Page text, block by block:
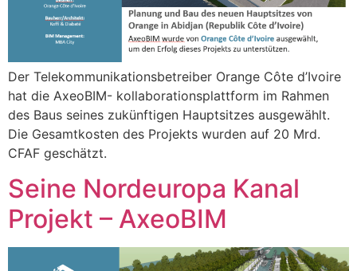
Der Telekommunikationsbetreiber Orange Côte d’Ivoire
hat die AxeoBIM- kollaborationsplattform im Rahmen
des Baus seines zukünftigen Hauptsitzes ausgewählt.
Die Gesamtkosten des Projekts wurden auf 20 Mrd.
CFAF geschätzt.
Seine Nordeuropa Kanal
Projekt – AxeoBIM